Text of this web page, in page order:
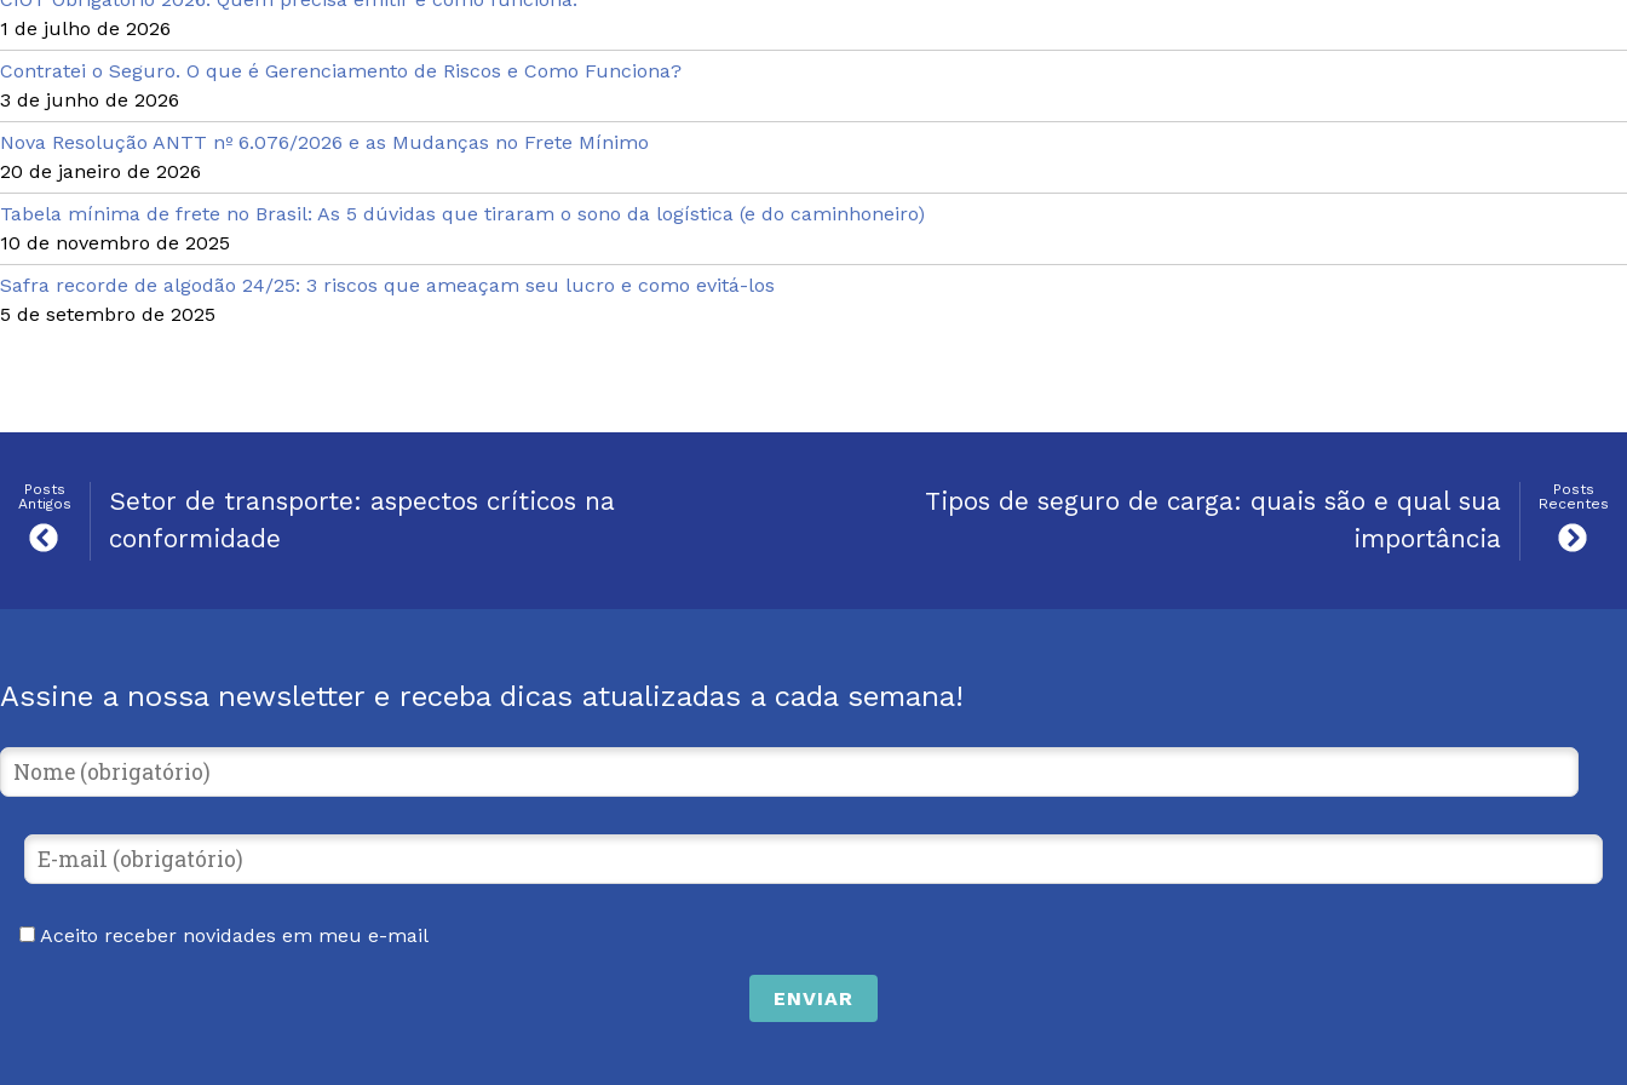
1 de julho de 2026
Contratei o Seguro. O que é Gerenciamento de Riscos e Como Funciona?
3 de junho de 2026
Nova Resolução ANTT nº 6.076/2026 e as Mudanças no Frete Mínimo
20 de janeiro de 2026
Tabela mínima de frete no Brasil: As 5 dúvidas que tiraram o sono da logística (e do caminhoneiro)
10 de novembro de 2025
Safra recorde de algodão 24/25: 3 riscos que ameaçam seu lucro e como evitá-los
5 de setembro de 2025
Tipos de seguro de carga: quais são e qual sua
importância
Posts
Recentes
Posts
Antigos
Setor de transporte: aspectos críticos na
conformidade
Assine a nossa newsletter e receba dicas atualizadas a cada semana!
Aceito receber novidades em meu e-mail